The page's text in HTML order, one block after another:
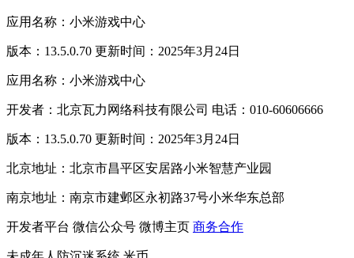
应用名称：小米游戏中心
版本：13.5.0.70 更新时间：2025年3月24日
应用名称：小米游戏中心
开发者：北京瓦力网络科技有限公司 电话：010-60606666
版本：13.5.0.70 更新时间：2025年3月24日
北京地址：北京市昌平区安居路小米智慧产业园
南京地址：南京市建邺区永初路37号小米华东总部
开发者平台 微信公众号 微博主页 商务合作